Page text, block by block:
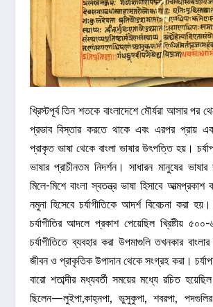
খ্রিস্টপূর্ব তিন শতকে বাংলাদেশে মৌর্যরা আসার পর
প্রভাব বিস্তার করতে থাকে এবং এরপর প্রায়
প্রাকৃত ভাষা থেকে বাংলা ভাষার উৎপত্তি হয়।
ভাষার প্রাচীনতম নিদর্শন। সাধারন মানুষের
মিলে-মিশে বাংলা স্বতন্ত্র ভাষা হিসাবে
নমুনা হিসেবে চর্যাগীতিকে আদর্শ বিবেচনা করা
চর্যাগীতির আদলে প্রকাশ পেয়েছিল খ্রিষ্টীয়
চর্যাগীতিতে ব্যবহার করা উপমাগুলি তখনকার
জীবন ও প্রাকৃতিক উপাদান থেকে সংগ্রহ করা।
বারো শতাব্দীর মধ্যবর্তী সময়ের মধ্যে রচিত
ছিলেন—লুইপা,কাহ্নপা, ভুসুকুপা, শবরপা,